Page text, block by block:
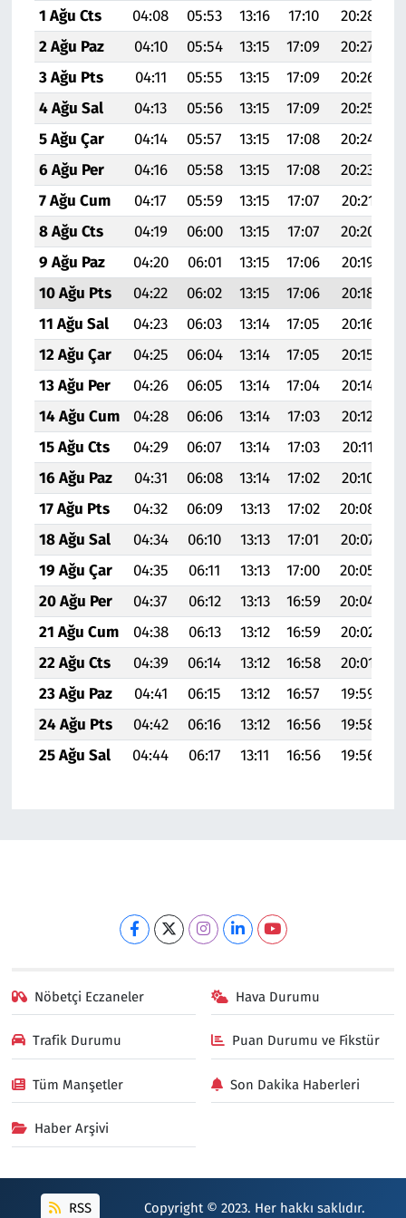
1 Ağu Cts
04:08 05:53 13:16 17:10 20:28
2 Ağu Paz
04:10 05:54 13:15 17:09 20:27
3 Ağu Pts
04:11 05:55 13:15 17:09 20:26
4 Ağu Sal
04:13 05:56 13:15 17:09 20:25
5 Ağu Çar
04:14 05:57 13:15 17:08 20:24
6 Ağu Per
04:16 05:58 13:15 17:08 20:23
7 Ağu Cum
04:17 05:59 13:15 17:07 20:21
8 Ağu Cts
04:19 06:00 13:15 17:07 20:20
9 Ağu Paz
04:20 06:01 13:15 17:06 20:19
10 Ağu Pts
04:22 06:02 13:15 17:06 20:18
11 Ağu Sal
04:23 06:03 13:14 17:05 20:16
12 Ağu Çar
04:25 06:04 13:14 17:05 20:15
13 Ağu Per
04:26 06:05 13:14 17:04 20:14
14 Ağu Cum
04:28 06:06 13:14 17:03 20:12
15 Ağu Cts
04:29 06:07 13:14 17:03 20:11
16 Ağu Paz
04:31 06:08 13:14 17:02 20:10
17 Ağu Pts
04:32 06:09 13:13 17:02 20:08
18 Ağu Sal
04:34 06:10 13:13 17:01 20:07
19 Ağu Çar
04:35 06:11 13:13 17:00 20:05
20 Ağu Per
04:37 06:12 13:13 16:59 20:04
21 Ağu Cum
04:38 06:13 13:12 16:59 20:02
22 Ağu Cts
04:39 06:14 13:12 16:58 20:01
23 Ağu Paz
04:41 06:15 13:12 16:57 19:59
24 Ağu Pts
04:42 06:16 13:12 16:56 19:58
25 Ağu Sal
04:44 06:17 13:11 16:56 19:56
Nöbetçi Eczaneler Hava Durumu
Trafik Durumu Puan Durumu ve Fikstür
Tüm Manşetler Son Dakika Haberleri
Haber Arşivi
RSS Copyright © 2023. Her hakkı saklıdır.